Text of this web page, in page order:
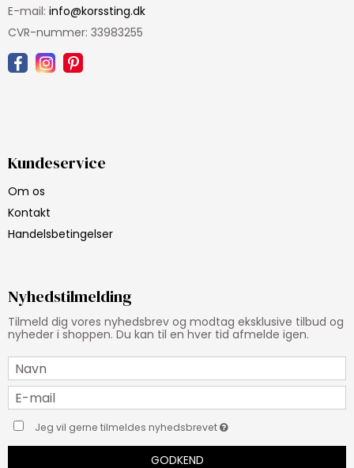
E-mail: info@korssting.dk
CVR-nummer: 33983255
Kundeservice
Om os
Kontakt
Handelsbetingelser
Nyhedstilmelding
Tilmeld dig vores nyhedsbrev og modtag eksklusive tilbud og
nyheder i shoppen. Du kan til en hver tid afmelde igen.
Jeg vil gerne tilmeldes nyhedsbrevet
GODKEND